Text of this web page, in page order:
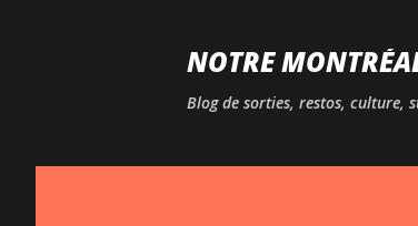
NOTRE
Blog de sorties, restos, culture,